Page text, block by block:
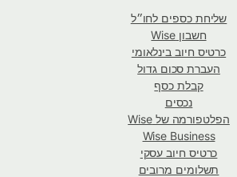
שליחת כספים לחו״ל
חשבון Wise
כרטיס חיוב בינלאומי
העברת סכום גדול
קבלת כסף
נכסים
הפלטפורמה של Wise
Wise Business
כרטיס חיוב עסקי
תשלומים מרובים